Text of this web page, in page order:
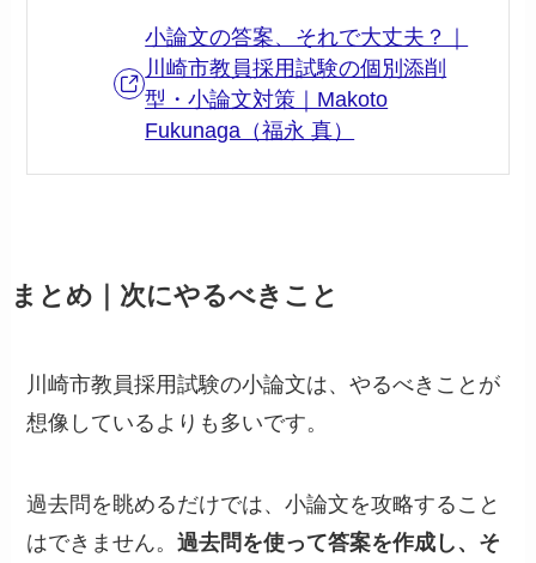
小論文の答案、それで大丈夫？｜
川崎市教員採用試験の個別添削
型・小論文対策｜Makoto
Fukunaga（福永 真）
まとめ｜次にやるべきこと
川崎市教員採用試験の小論文は、やるべきことが
想像しているよりも多いです。
過去問を眺めるだけでは、小論文を攻略すること
はできません。過去問を使って答案を作成し、そ